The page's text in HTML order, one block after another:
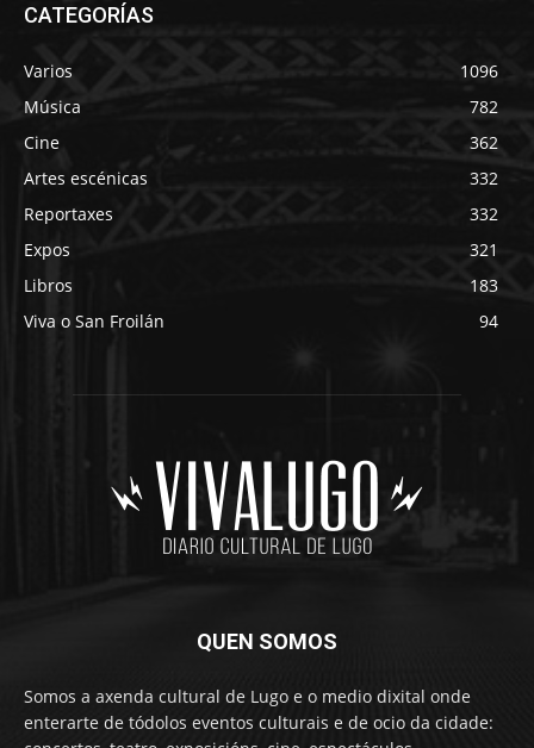
CATEGORÍAS
Varios
1096
Música
782
Cine
362
Artes escénicas
332
Reportaxes
332
Expos
321
Libros
183
Viva o San Froilán
94
QUEN SOMOS
Somos a axenda cultural de Lugo e o medio dixital onde
enterarte de tódolos eventos culturais e de ocio da cidade: